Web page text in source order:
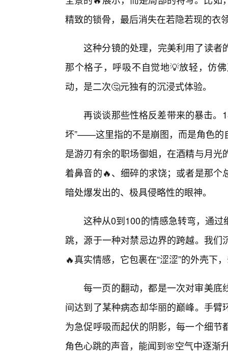
精致的锁骨，最后消失在若隐若现的衣
这种分镜的处理，完美利用了读者
那个格子，呼吸不自觉地💡放轻，仿
动，是二次🤔元独有的沉浸式体验。
再谈谈那些性格反差带来的暴击。
坏”——这里指的不是崩图，而是角色的
是游刃有余的职场御姐，在酒精与月
着鼻音的🔥、细碎的求饶；或者是那
暗处爆发出的、极具侵略性的眼神。
这种从0到100的情感急转弯，通
跳，源于一种对禁忌边界的跨越。我
🔥真实情感，它包裹在“涩涩”的外壳下
每一页的翻动，都是一次对审美底
间达到了某种病态却华丽的巅峰。手
为急促呼吸而起伏的阴影，每一个细
角色心跳的声音，能闻到🌸空气中逐渐